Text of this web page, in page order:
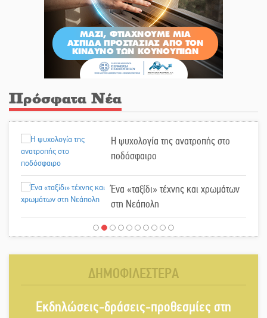
Πρόσφατα Νέα
Η ψυχολογία της ανατροπής στο
ποδόσφαιρο
Ένα «ταξίδι» τέχνης και χρωμάτων
στη Νεάπολη
Τα Λαγκάδια κρατούν ζωντανή την
Στους ρυθμούς της Ελεωνόρας
ΔΗΜΟΦΙΛΕΣΤΕΡΑ
Εκδηλώσεις-δράσεις-προθεσμίες στη